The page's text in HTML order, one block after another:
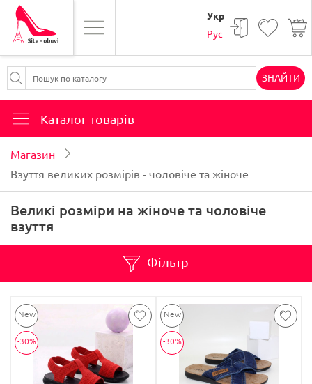
Укр
Рус
ЗНАЙТИ
Каталог товарів
Магазин
Взуття великих розмірів - чоловіче та жіноче
Великі розміри на жіноче та чоловіче
взуття
Фільтр
-30% -30%